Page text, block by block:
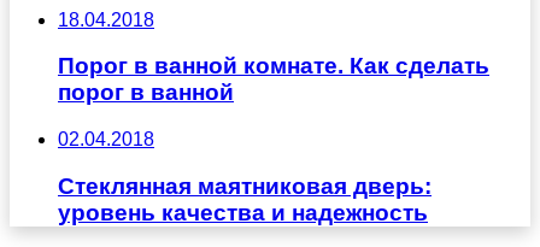
18.04.2018
Порог в ванной комнате. Как сделать
порог в ванной
02.04.2018
Стеклянная маятниковая дверь:
уровень качества и надежность